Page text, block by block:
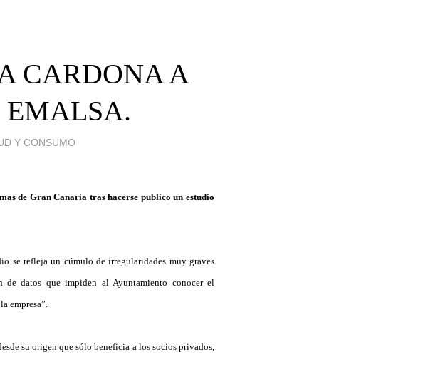
CARDONA A
Y CONSUMO
de Gran Canaria tras hacerse publico un estudio
se refleja un cúmulo de irregularidades muy graves
de datos que impiden al Ayuntamiento conocer el
empresa”.
su origen que sólo beneficia a los socios privados,